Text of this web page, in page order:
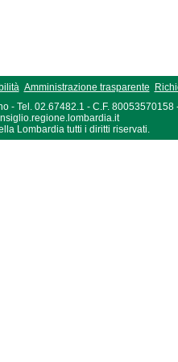
Amministrazione trasparente
Tel. 02.67482.1 - C.F. 80053570158
Lombardia tutti i diritti riservati.